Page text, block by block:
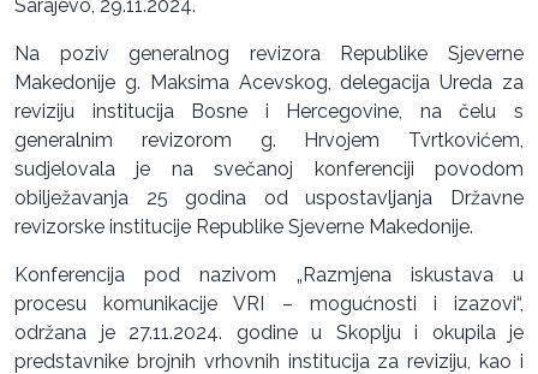
Sarajevo, 29.11.2024.
Na poziv generalnog revizora Republike Sjeverne
Makedonije g. Maksima Acevskog, delegacija Ureda za
reviziju institucija Bosne i Hercegovine, na čelu s
generalnim revizorom g. Hrvojem Tvrtkovićem,
sudjelovala je na svečanoj konferenciji povodom
obilježavanja 25 godina od uspostavljanja Državne
revizorske institucije Republike Sjeverne Makedonije.
Konferencija pod nazivom „Razmjena iskustava u
procesu komunikacije VRI – mogućnosti i izazovi“,
održana je 27.11.2024. godine u Skoplju i okupila je
predstavnike brojnih vrhovnih institucija za reviziju, kao i